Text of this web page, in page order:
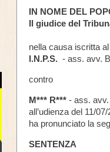
,
S
E
I
O
E
A
O
R
,
IN NOME DEL
Il giudice del
nella causa iscritta
I.N.P.S. - ass. avv.
contro
M*** R*** - ass.
all’udienza del 11/
ha pronunciato la
SENTENZA